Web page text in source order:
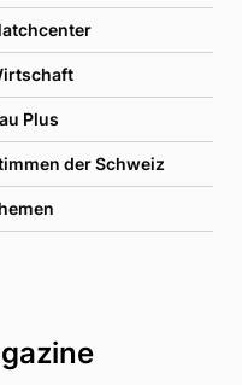
Plus
der Schweiz